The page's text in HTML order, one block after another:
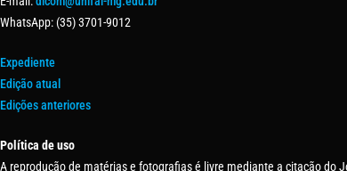
WhatsApp: (35) 3701-9012
Expediente
Edição atual
Edições anteriores
Política de uso
A reprodução de matérias e fotografias é livre mediante a citação do